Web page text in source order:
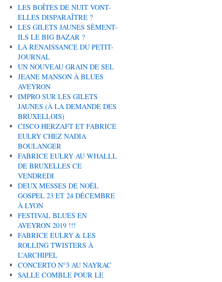
LES BOÎTES DE NUIT VONT-
ELLES DISPARAÎTRE ?
LES GILETS JAUNES SÈMENT-
ILS LE BIG BAZAR ?
LA RENAISSANCE DU PETIT-
JOURNAL
UN NOUVEAU GRAIN DE SEL
JEANE MANSON À BLUES
AVEYRON
IMPRO SUR LES GILETS
JAUNES (À LA DEMANDE DES
BRUXELLOIS)
CISCO HERZAFT ET FABRICE
EULRY CHEZ NADIA
BOULANGER
FABRICE EULRY AU WHALLL
DE BRUXELLES CE
VENDREDI
DEUX MESSES DE NOËL
GOSPEL 23 ET 24 DÉCEMBRE
À LYON
FESTIVAL BLUES EN
AVEYRON 2019 !!!
FABRICE EULRY & LES
ROLLING TWISTERS À
L’ARCHIPEL
CONCERTO N°3 AU NAYRAC
SALLE COMBLE POUR LE